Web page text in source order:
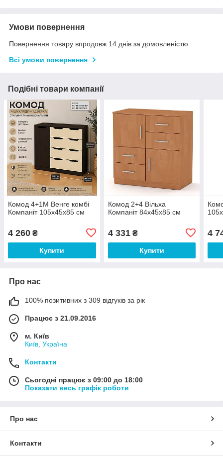
Умови повернення
Повернення товару впродовж 14 днів за домовленістю
Всі умови повернення
Подібні товари компанії
Комод 4+1М Венге комбі
Компаніт 105х45х85 см
4 260 ₴
Купити
Комод 2+4 Вільха
Компаніт 84х45х85 см
4 331₴
Купити
4
Про нас
100% позитивних з 309 відгуків за рік
Працює з 21.09.2016
м. Київ
Київ, Україна
Контакти
Сьогодні працює з 09:00 до 18:00
Показати весь графік роботи
Про нас
Контакти